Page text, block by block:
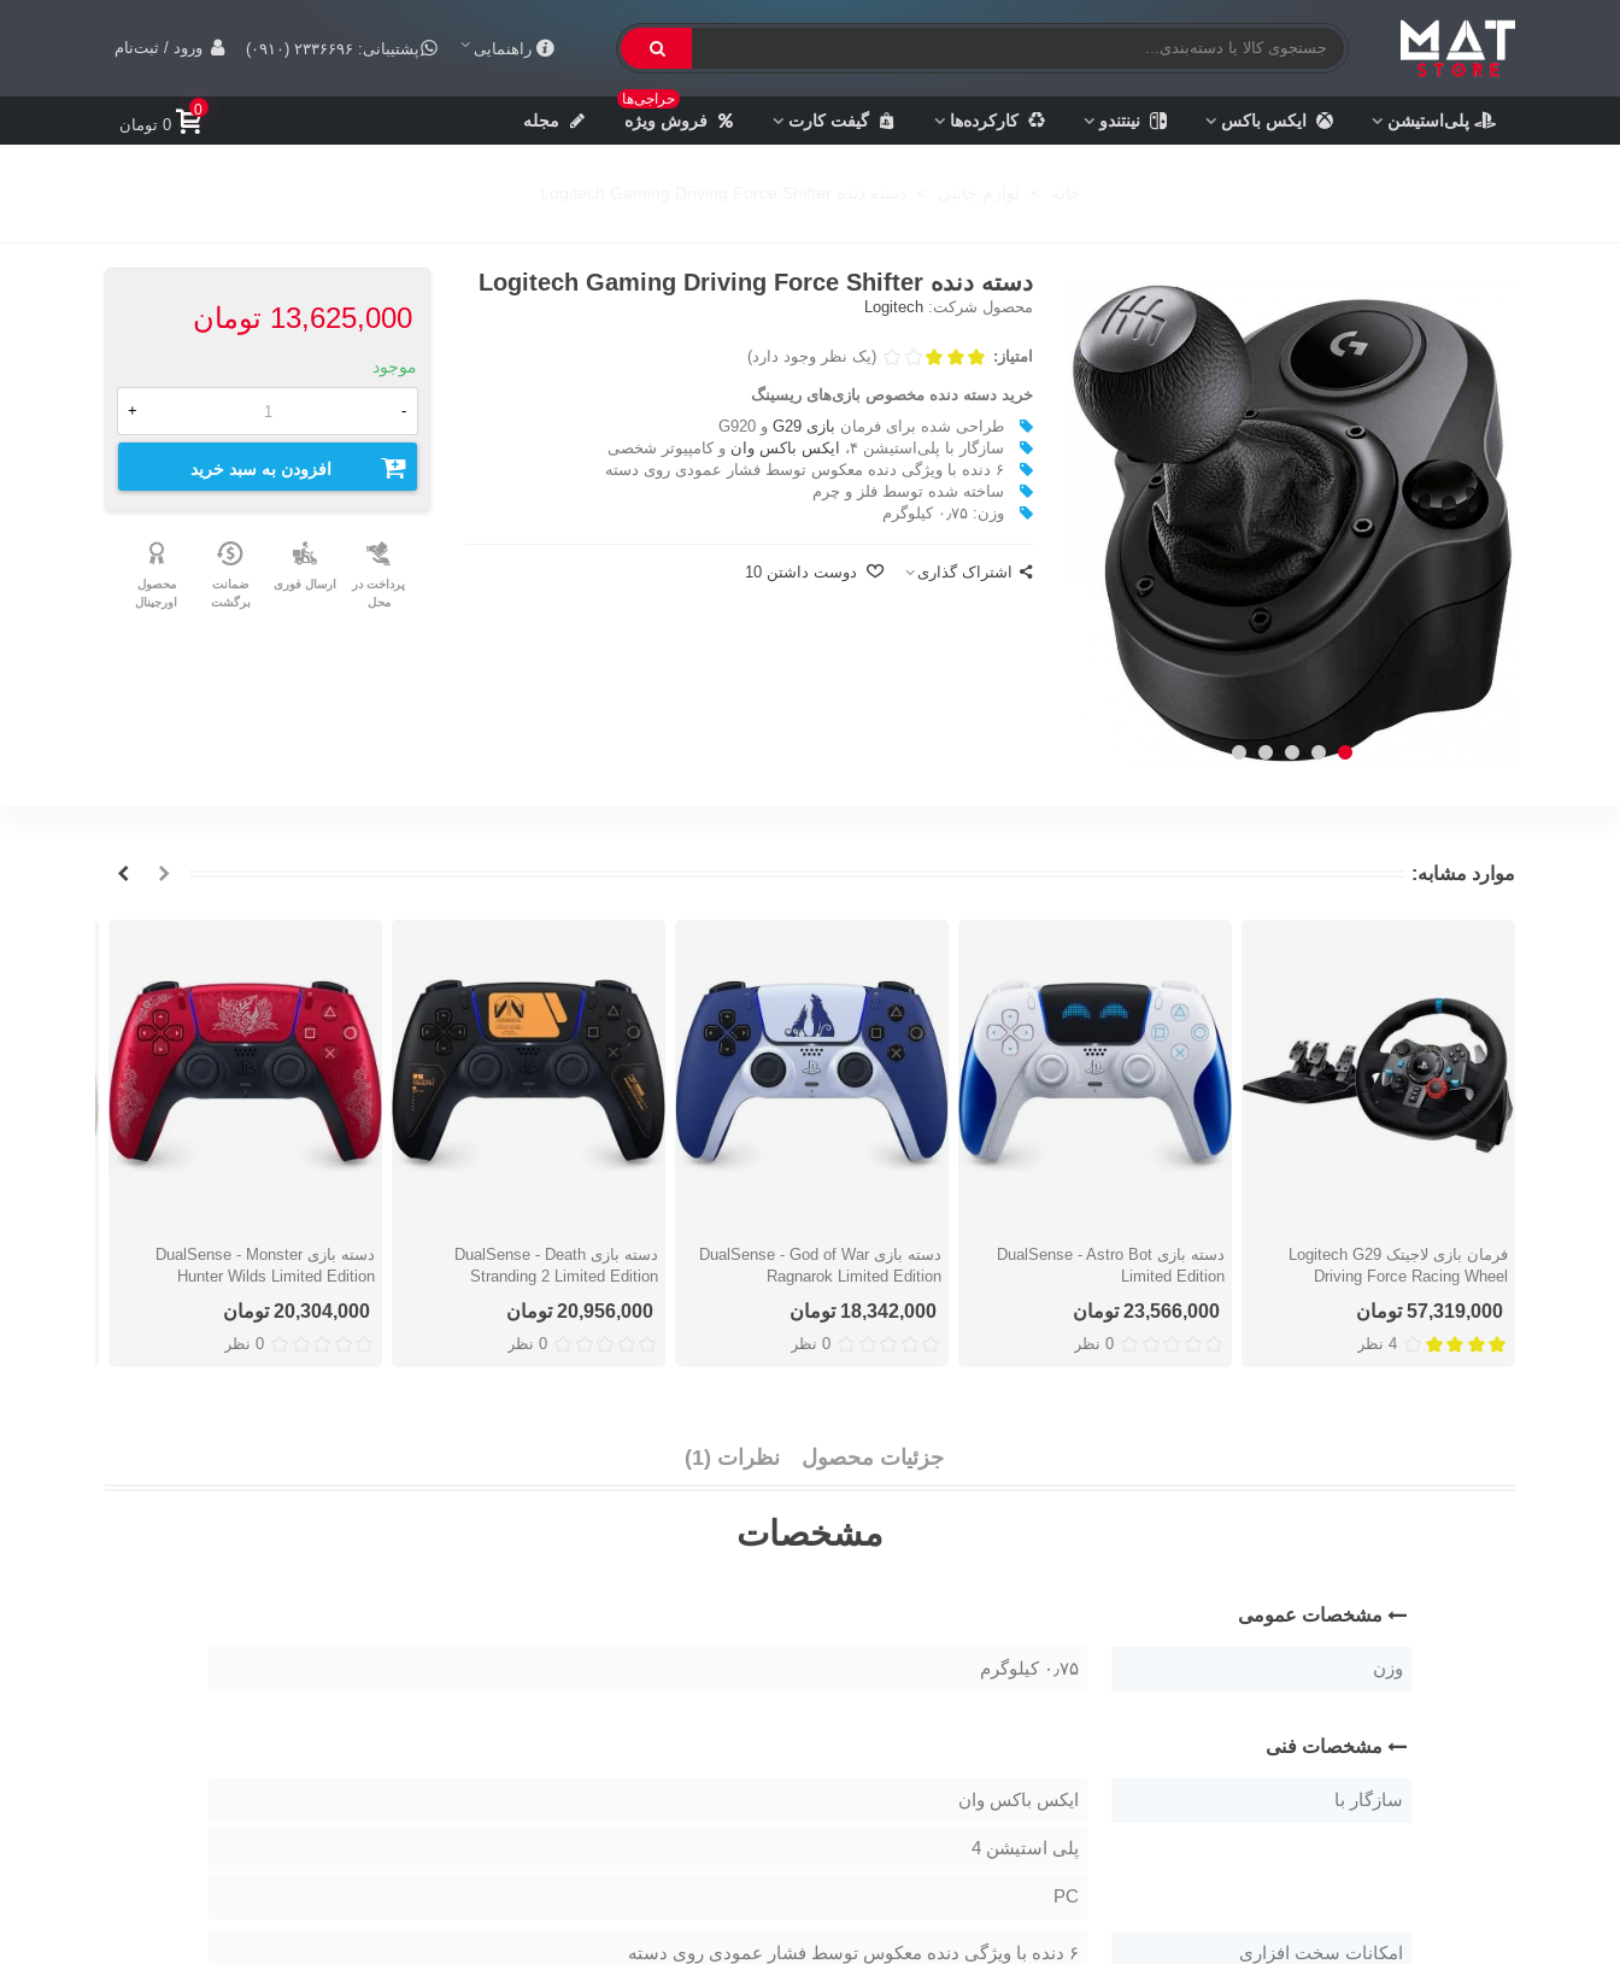
راهنمایی پشتیبانی: ۲۳۳۶۶۹۶ (۰۹۱۰) ورود / ثبت‌نام
پلی‌استیشن ایکس باکس نینتندو کارکرده‌ها گیفت کارت فروش ویژه
حراجی‌ها
مجله
0
0 تومان
دسته دنده Logitech Gaming Driving Force Shifter
محصول شرکت: Logitech
امتیاز: (یک نظر وجود دارد)
خرید دسته دنده مخصوص بازی‌های ریسینگ
طراحی شده برای فرمان بازی G29و G920
سازگار با پلی‌استیشن ۴،
ایکس باکس وان و کامپیوتر شخصی
۶ دنده با ویژگی دنده معکوس توسط فشار عمودی روی دسته
ساخته شده توسط فلز و چرم
وزن: ۰٫۷۵ کیلوگرم
اشتراک گذاری دوست داشتن 10
13,625,000 تومان
موجود
-
+
افزودن به سبد خرید
پرداخت در
محل
ارسال فوری
ضمانت
برگشت
محصول
اورجینال
موارد مشابه:
دوست داشتنفرمان بازی لاجیتک Logitech G29
Driving Force Racing Wheel
57,319,000 تومان
4 نظر
دوست داشتن
دسته بازی DualSense - Astro Bot
Limited Edition
23,566,000 تومان
0 نظر
دوست داشتن
دسته بازی DualSense - God of War
Ragnarok Limited Edition
18,342,000 تومان
0 نظر
دوست داشتن
دسته بازی DualSense - Death
Stranding 2 Limited Edition
20,956,000 تومان
0 نظر
دوست داشتن
دسته بازی DualSense - Monster
Hunter Wilds Limited Edition
20,304,000 تومان
0 نظر
جزئیات محصول نظرات (1)
مشخصات
مشخصات عمومی
وزن ۰٫۷۵ کیلوگرم
مشخصات فنی
سازگار با ایکس باکس وان
پلی استیشن 4
PC
امکانات سخت افزاری ۶ دنده با ویژگی دنده معکوس توسط فشار عمودی روی دسته